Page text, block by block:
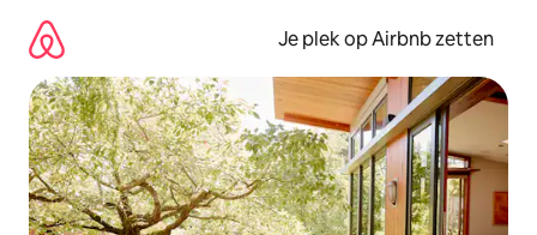
direct
naar
inhoud
Je plek op Airbnb zetten